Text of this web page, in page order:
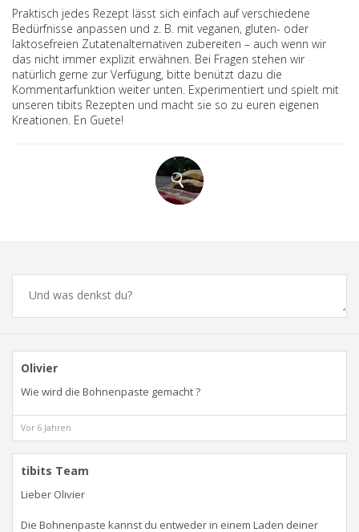
Praktisch jedes Rezept lässt sich einfach auf verschiedene
Bedürfnisse anpassen und z. B. mit veganen, gluten- oder
laktosefreien Zutatenalternativen zubereiten – auch wenn wir
das nicht immer explizit erwähnen. Bei Fragen stehen wir
natürlich gerne zur Verfügung, bitte benützt dazu die
Kommentarfunktion weiter unten. Experimentiert und spielt mit
unseren tibits Rezepten und macht sie so zu euren eigenen
Kreationen. En Guete!
Olivier
Wie wird die Bohnenpaste gemacht ?
Vor 6 Jahren
tibits Team
Lieber Olivier
Die Bohnenpaste kannst du entweder in einem Laden deiner